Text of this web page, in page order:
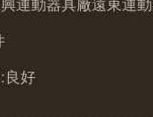
良好